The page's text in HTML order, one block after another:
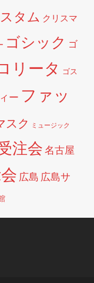
タム クリスマ
ゴシック ゴ
リータ ゴス
ー ファッ
スク ミュージック
注会名古屋
広島 広島サ